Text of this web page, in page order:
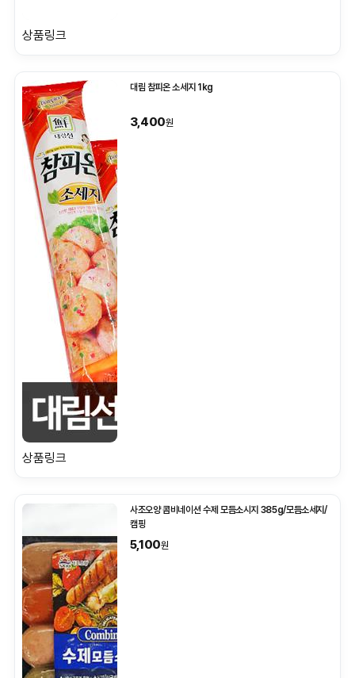
상품링크
대림 참피온 소세지 1kg
3,400원
상품링크
사조오양 콤비네이션 수제 모듬소시지 385g/모듬소세지/
캠핑
5,100원